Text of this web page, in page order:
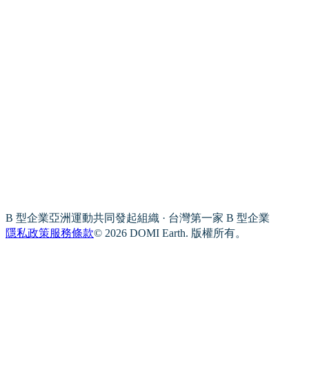
B 型企業亞洲運動共同發起組織 · 台灣第一家 B 型企業
隱私政策服務條款© 2026 DOMI Earth. 版權所有。